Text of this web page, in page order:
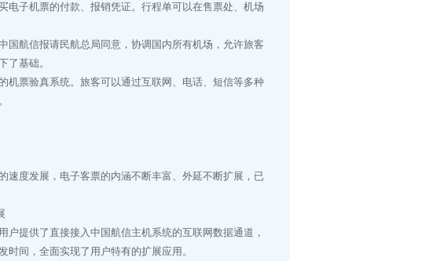
电子机票的付款、报销凭证。行程单可以在售票处、机场
航信报请民航总局同意，协调国内所有机场，允许旅客
了基础。
机票验真系统。旅客可以通过互联网、电话、短信等多种
度发展，电子客票的内涵不断丰富、外延不断扩展，已
提供了直接接入中国航信主机系统的互联网数据通道，
间，全面实现了用户特有的扩展应用。